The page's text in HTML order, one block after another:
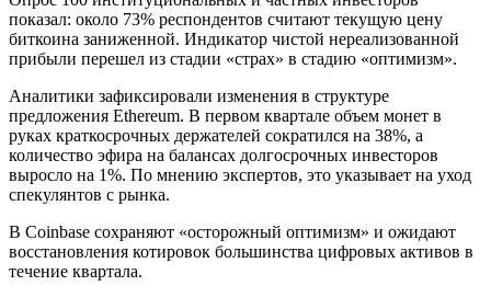
показал: около 73% респондентов считают текущую цену
биткоина заниженной. Индикатор чистой нереализованной
прибыли перешел из стадии «страх» в стадию «оптимизм».
Аналитики зафиксировали изменения в структуре
предложения Ethereum. В первом квартале объем монет в
руках краткосрочных держателей сократился на 38%, а
количество эфира на балансах долгосрочных инвесторов
выросло на 1%. По мнению экспертов, это указывает на уход
спекулянтов с рынка.
В Coinbase сохраняют «осторожный оптимизм» и ожидают
восстановления котировок большинства цифровых активов в
течение квартала.